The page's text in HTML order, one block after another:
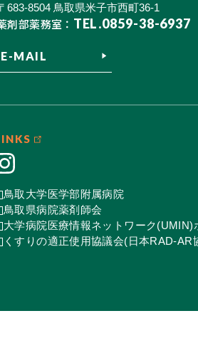
683-8504 鳥取県米子市西町36-1
剤部薬務室： TEL.0859-38-6937
E-MAIL
鳥取大学医学部附属病院
鳥取県病院薬剤師会
大学病院医療情報ネットワーク(UMIN)
くすりの適正使用協議会(日本RAD-AR